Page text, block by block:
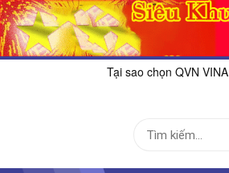
Tại sao chọn QVN VINA